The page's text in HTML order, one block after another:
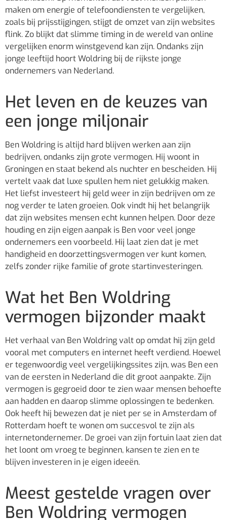
maken om energie of telefoondiensten te vergelijken,
zoals bij prijsstijgingen, stijgt de omzet van zijn websites
flink. Zo blijkt dat slimme timing in de wereld van online
vergelijken enorm winstgevend kan zijn. Ondanks zijn
jonge leeftijd hoort Woldring bij de rijkste jonge
ondernemers van Nederland.
Het leven en de keuzes van
een jonge miljonair
Ben Woldring is altijd hard blijven werken aan zijn
bedrijven, ondanks zijn grote vermogen. Hij woont in
Groningen en staat bekend als nuchter en bescheiden. Hij
vertelt vaak dat luxe spullen hem niet gelukkig maken.
Het liefst investeert hij geld weer in zijn bedrijven om ze
nog verder te laten groeien. Ook vindt hij het belangrijk
dat zijn websites mensen echt kunnen helpen. Door deze
houding en zijn eigen aanpak is Ben voor veel jonge
ondernemers een voorbeeld. Hij laat zien dat je met
handigheid en doorzettingsvermogen ver kunt komen,
zelfs zonder rijke familie of grote startinvesteringen.
Wat het Ben Woldring
vermogen bijzonder maakt
Het verhaal van Ben Woldring valt op omdat hij zijn geld
vooral met computers en internet heeft verdiend. Hoewel
er tegenwoordig veel vergelijkingssites zijn, was Ben een
van de eersten in Nederland die dit groot aanpakte. Zijn
vermogen is gegroeid door te zien waar mensen behoefte
aan hadden en daarop slimme oplossingen te bedenken.
Ook heeft hij bewezen dat je niet per se in Amsterdam of
Rotterdam hoeft te wonen om succesvol te zijn als
internetondernemer. De groei van zijn fortuin laat zien dat
het loont om vroeg te beginnen, kansen te zien en te
blijven investeren in je eigen ideeën.
Meest gestelde vragen over
Ben Woldring vermogen